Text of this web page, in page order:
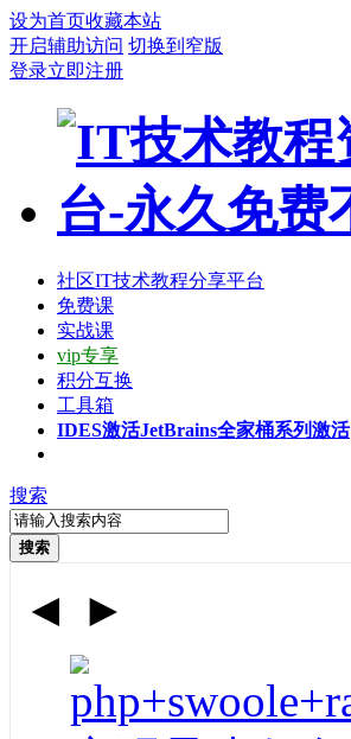
设为首页收藏本站
开启辅助访问 切换到窄版
登录立即注册
社区IT技术教程分享平台
免费课
实战课
vip专享
积分互换
工具箱
IDES激活JetBrains全家桶系列激活
搜索
搜索
◄ ►